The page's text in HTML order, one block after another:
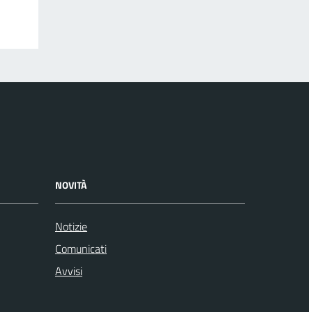
NOVITÀ
Notizie
Comunicati
Avvisi